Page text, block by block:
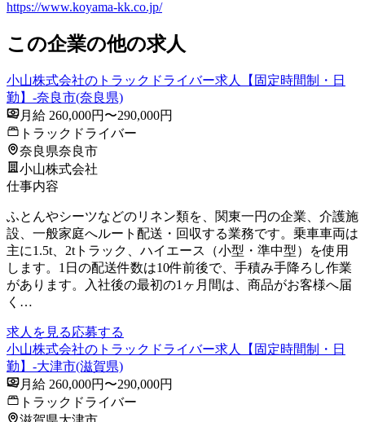
https://www.koyama-kk.co.jp/
この企業の他の求人
小山株式会社のトラックドライバー求人【固定時間制・日
勤】-奈良市(奈良県)
月給 260,000円〜290,000円
トラックドライバー
奈良県奈良市
小山株式会社
仕事内容
ふとんやシーツなどのリネン類を、関東一円の企業、介護施
設、一般家庭へルート配送・回収する業務です。乗車車両は
主に1.5t、2tトラック、ハイエース（小型・準中型）を使用
します。1日の配送件数は10件前後で、手積み手降ろし作業
があります。入社後の最初の1ヶ月間は、商品がお客様へ届
く…
求人を見る応募する
小山株式会社のトラックドライバー求人【固定時間制・日
勤】-大津市(滋賀県)
月給 260,000円〜290,000円
トラックドライバー